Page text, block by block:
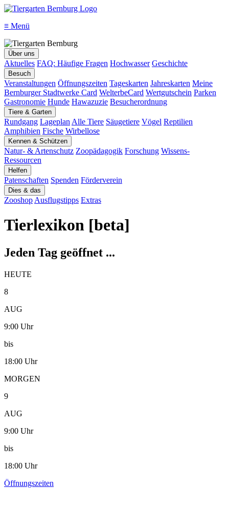
≡ Menü
Über uns
Aktuelles FAQ: Häufige Fragen Hochwasser Geschichte
Besuch
Veranstaltungen Öffnungszeiten Tageskarten Jahreskarten Meine
Bernburger Stadtwerke Card WelterbeCard Wertgutschein Parken
Gastronomie Hunde Hawazuzie Besucherordnung
Tiere & Garten
Rundgang Lageplan Alle Tiere Säugetiere Vögel Reptilien
Amphibien Fische Wirbellose
Kennen & Schützen
Natur- & Artenschutz Zoopädagogik Forschung Wissens-
Ressourcen
Helfen
Patenschaften Spenden Förderverein
Dies & das
Zooshop Ausflugstipps Extras
Tierlexikon [beta]
Jeden Tag geöffnet ...
HEUTE
8
AUG
9:00 Uhr
bis
18:00 Uhr
MORGEN
9
AUG
9:00 Uhr
bis
18:00 Uhr
Öffnungszeiten